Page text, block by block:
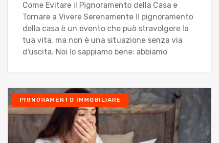
Come Evitare il Pignoramento della Casa e
Tornare a Vivere Serenamente Il pignoramento
della casa è un evento che può stravolgere la
tua vita, ma non è una situazione senza via
d'uscita. Noi lo sappiamo bene: abbiamo
PIGNORAMENTO IMMOBILIARE